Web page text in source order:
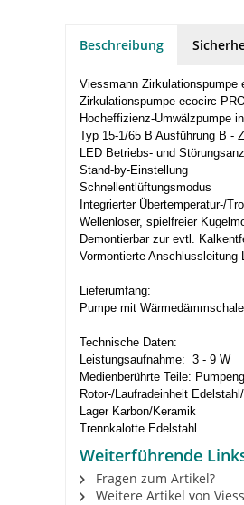
Beschreibung
Viessmann Zirkulationspumpe
Zirkulationspumpe ecocirc
Hocheffizienz-Umwälzpumpe
Typ 15-1/65 B Ausführung B -
LED Betriebs- und
Stand-by-Einstellung
Schnellentlüftungsmodus
Integrierter Übertemperatur-/
Wellenloser, spielfreier
Demontierbar zur evtl.
Vormontierte Anschlussleitung
Lieferumfang:
Pumpe mit
Technische Daten:
Leistungsaufnahme: 3 - 9 W
Medienberührte Teile:
Rotor-/Laufradeinheit
Lager Karbon/Keramik
Trennkalotte Edelstahl
Weiterführende
Fragen zum Artikel?
Weitere Artikel von